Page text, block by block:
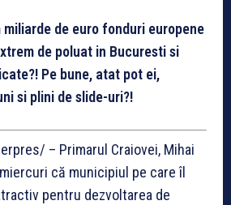
miliarde de euro fonduri europene
de poluat in Bucuresti si
Pe bune, atat pot ei,
si plini de slide-uri?!
– Primarul Craiovei, Mihai
că municipiul pe care îl
pentru dezvoltarea de